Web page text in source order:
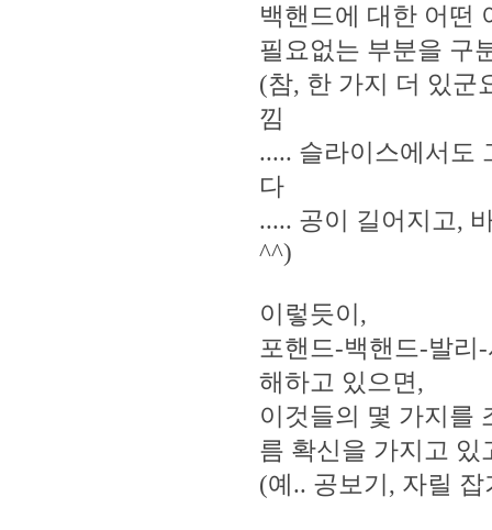
백핸드에 대한 어떤
필요없는 부분을 구
(참, 한 가지 더 있군
낌
..... 슬라이스에서도
다
..... 공이 길어지고,
^^)
이렇듯이,
포핸드-백핸드-발리
해하고 있으면,
이것들의 몇 가지를
름 확신을 가지고
(예.. 공보기, 자릴